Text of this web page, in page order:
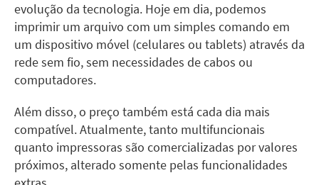
evolução da tecnologia. Hoje em dia, podemos
imprimir um arquivo com um simples comando em
um dispositivo móvel (celulares ou tablets) através da
rede sem fio, sem necessidades de cabos ou
computadores.
Além disso, o preço também está cada dia mais
compatível. Atualmente, tanto multifuncionais
quanto impressoras são comercializadas por valores
próximos, alterado somente pelas funcionalidades